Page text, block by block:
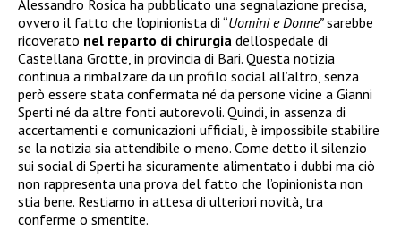
Alessandro Rosica ha pubblicato una segnalazione precisa,
ovvero il fatto che l’opinionista di “Uomini e Donne”sarebbe
ricoverato nel reparto di chirurgia dell’ospedale di
Castellana Grotte, in provincia di Bari. Questa notizia
continua a rimbalzare da un profilo social all’altro, senza
però essere stata confermata né da persone vicine a Gianni
Sperti né da altre fonti autorevoli. Quindi, in assenza di
accertamenti e comunicazioni ufficiali, è impossibile stabilire
se la notizia sia attendibile o meno. Come detto il silenzio
sui social di Sperti ha sicuramente alimentato i dubbi ma ciò
non rappresenta una prova del fatto che l’opinionista non
stia bene. Restiamo in attesa di ulteriori novità, tra
conferme o smentite.